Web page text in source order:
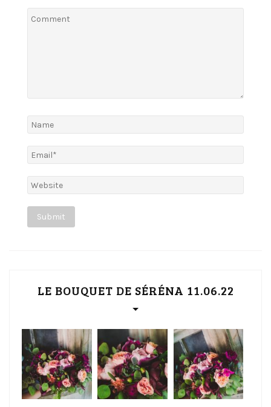
LE BOUQUET DE SÉRÉNA 11.06.22